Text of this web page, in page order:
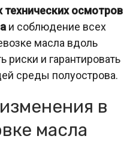
осмотров
и соблюдение всех
масла вдоль
риски и гарантировать
среды полуострова.
в
масла